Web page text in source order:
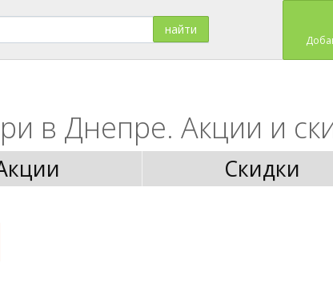
в Днепре. Акции и
Скидки